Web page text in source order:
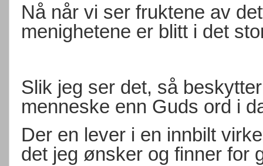
Nå når vi ser fruktene av
menighetene er blitt i det
Slik jeg ser det, så
menneske enn Guds ord i
Der en lever i en innbilt
det jeg ønsker og finner for